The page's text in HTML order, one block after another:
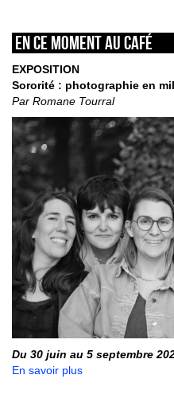
En ce moment au café
EXPOSITION
Sororité : photographie en
Par Romane Tourral
Du 30 juin au 5 septembre
En savoir plus